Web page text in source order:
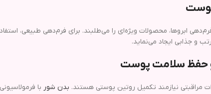
ابروها، محصولات ویژه‌ای را می‌طلبند. برای فرم‌دهی طبیعی،
و جذابی ایجاد می‌نماید.
حفظ سلامت پوست
مراقبتی نیازمند تکمیل روتین پوستی هستند. بدن شور با